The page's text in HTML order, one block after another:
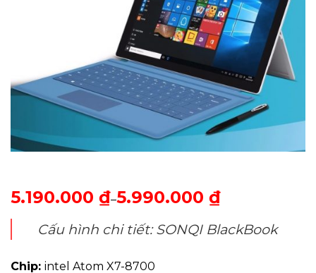
5.190.000 ₫–5.990.000 ₫
Cấu hình chi tiết: SONQI BlackBook
Chip: intel Atom X7-8700